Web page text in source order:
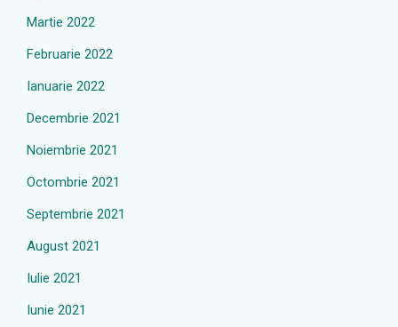
Martie 2022
Februarie 2022
Ianuarie 2022
Decembrie 2021
Noiembrie 2021
Octombrie 2021
Septembrie 2021
August 2021
Iulie 2021
Iunie 2021